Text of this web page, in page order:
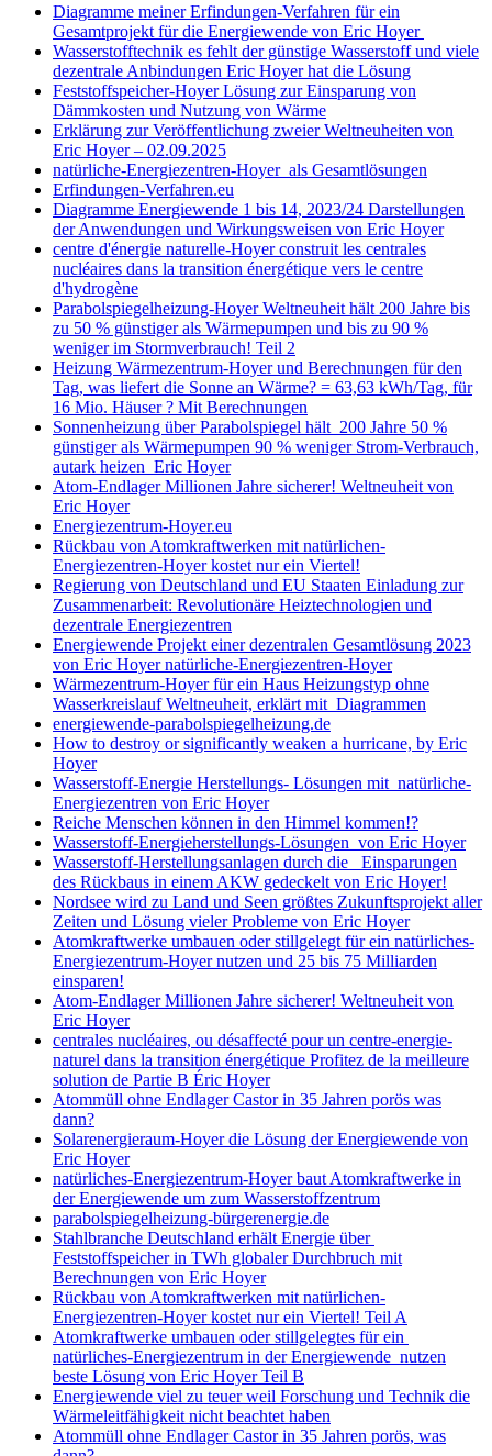
Diagramme meiner Erfindungen-Verfahren für ein
Gesamtprojekt für die Energiewende von Eric Hoyer
Wasserstofftechnik es fehlt der günstige Wasserstoff und viele
dezentrale Anbindungen Eric Hoyer hat die Lösung
Feststoffspeicher-Hoyer Lösung zur Einsparung von
Dämmkosten und Nutzung von Wärme
Erklärung zur Veröffentlichung zweier Weltneuheiten von
Eric Hoyer – 02.09.2025
natürliche-Energiezentren-Hoyer als Gesamtlösungen
Erfindungen-Verfahren.eu
Diagramme Energiewende 1 bis 14, 2023/24 Darstellungen
der Anwendungen und Wirkungsweisen von Eric Hoyer
centre d'énergie naturelle-Hoyer construit les centrales
nucléaires dans la transition énergétique vers le centre
d'hydrogène
Parabolspiegelheizung-Hoyer Weltneuheit hält 200 Jahre bis
zu 50 % günstiger als Wärmepumpen und bis zu 90 %
weniger im Stormverbrauch! Teil 2
Heizung Wärmezentrum-Hoyer und Berechnungen für den
Tag, was liefert die Sonne an Wärme? = 63,63 kWh/Tag, für
16 Mio. Häuser ? Mit Berechnungen
Sonnenheizung über Parabolspiegel hält 200 Jahre 50 %
günstiger als Wärmepumpen 90 % weniger Strom-Verbrauch,
autark heizen Eric Hoyer
Atom-Endlager Millionen Jahre sicherer! Weltneuheit von
Eric Hoyer
Energiezentrum-Hoyer.eu
Rückbau von Atomkraftwerken mit natürlichen-
Energiezentren-Hoyer kostet nur ein Viertel!
Regierung von Deutschland und EU Staaten Einladung zur
Zusammenarbeit: Revolutionäre Heiztechnologien und
dezentrale Energiezentren
Energiewende Projekt einer dezentralen Gesamtlösung 2023
von Eric Hoyer natürliche-Energiezentren-Hoyer
Wärmezentrum-Hoyer für ein Haus Heizungstyp ohne
Wasserkreislauf Weltneuheit, erklärt mit Diagrammen
energiewende-parabolspiegelheizung.de
How to destroy or significantly weaken a hurricane, by Eric
Hoyer
Wasserstoff-Energie Herstellungs- Lösungen mit natürliche-
Energiezentren von Eric Hoyer
Reiche Menschen können in den Himmel kommen!?
Wasserstoff-Energieherstellungs-Lösungen von Eric Hoyer
Wasserstoff-Herstellungsanlagen durch die Einsparungen
des Rückbaus in einem AKW gedeckelt von Eric Hoyer!
Nordsee wird zu Land und Seen größtes Zukunftsprojekt aller
Zeiten und Lösung vieler Probleme von Eric Hoyer
Atomkraftwerke umbauen oder stillgelegt für ein natürliches-
Energiezentrum-Hoyer nutzen und 25 bis 75 Milliarden
einsparen!
Atom-Endlager Millionen Jahre sicherer! Weltneuheit von
Eric Hoyer
centrales nucléaires, ou désaffecté pour un centre-energie-
naturel dans la transition énergétique Profitez de la meilleure
solution de Partie B Éric Hoyer
Atommüll ohne Endlager Castor in 35 Jahren porös was
dann?
Solarenergieraum-Hoyer die Lösung der Energiewende von
Eric Hoyer
natürliches-Energiezentrum-Hoyer baut Atomkraftwerke in
der Energiewende um zum Wasserstoffzentrum
parabolspiegelheizung-bürgerenergie.de
Stahlbranche Deutschland erhält Energie über
Feststoffspeicher in TWh globaler Durchbruch mit
Berechnungen von Eric Hoyer
Rückbau von Atomkraftwerken mit natürlichen-
Energiezentren-Hoyer kostet nur ein Viertel! Teil A
Atomkraftwerke umbauen oder stillgelegtes für ein
natürliches-Energiezentrum in der Energiewende nutzen
beste Lösung von Eric Hoyer Teil B
Energiewende viel zu teuer weil Forschung und Technik die
Wärmeleitfähigkeit nicht beachtet haben
Atommüll ohne Endlager Castor in 35 Jahren porös, was